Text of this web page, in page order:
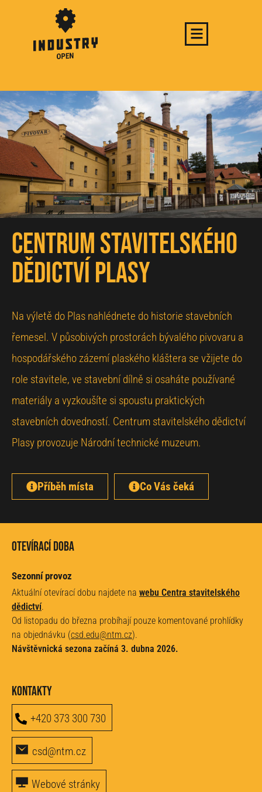
Centrum stavitelského
dědictví Plasy
Na výletě do Plas nahlédnete do historie stavebních
řemesel. V působivých prostorách bývalého pivovaru a
hospodářského zázemí plaského kláštera se vžijete do
role stavitele, ve stavební dílně si osaháte používané
materiály a vyzkoušíte si spoustu praktických
stavebních dovedností. Centrum stavitelského dědictví
Plasy provozuje Národní technické muzeum.
Příběh místa Co Vás čeká
Otevírací doba
Sezonní provoz
Aktuální otevírací dobu najdete na webu Centra stavitelského
dědictví.
Od listopadu do března probíhají pouze komentované prohlídky
na objednávku (csd.edu@ntm.cz).
Návštěvnická sezona začíná 3. dubna 2026.
Kontakty
+420 373 300 730
csd@ntm.cz
Webové stránky